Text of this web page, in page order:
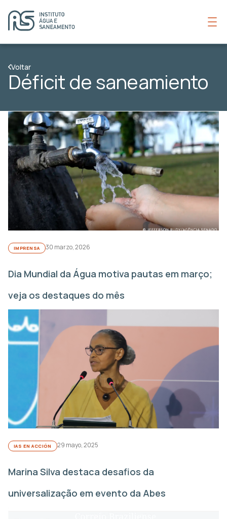
Voltar
Déficit de saneamiento
IMPRENSA 30 marzo, 2026
Dia Mundial da Água motiva pautas em março;
veja os destaques do mês
IAS EN ACCIÓN 29 mayo, 2025
Marina Silva destaca desafios da
universalização em evento da Abes